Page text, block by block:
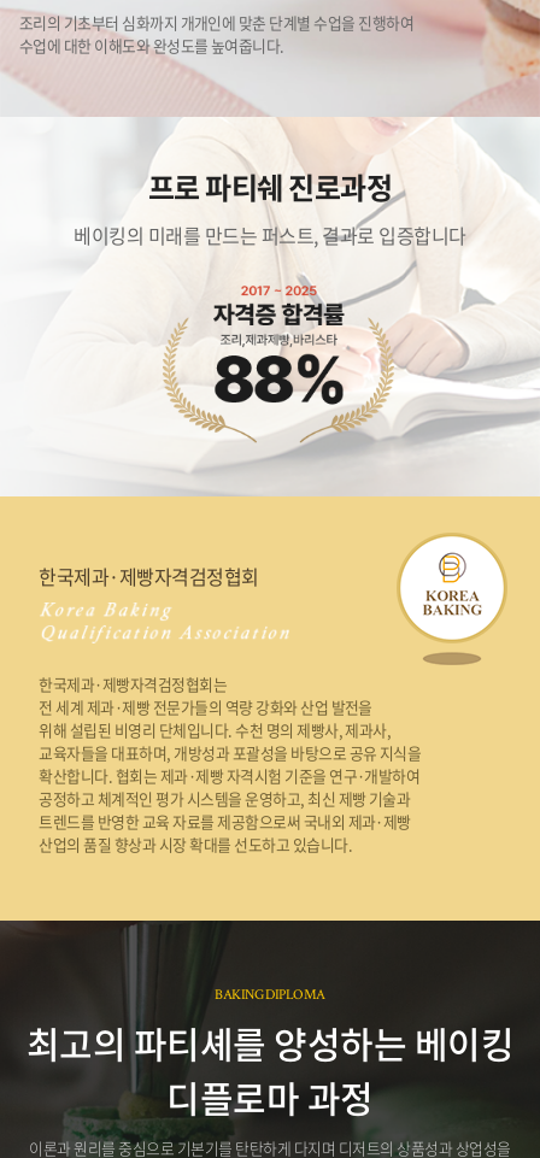
조리의 기초부터 심화까지 개개인에 맞춘 단계별 수업을 진행하여
수업에 대한 이해도와 완성도를 높여줍니다.
프로 파티쉐 진로과정
베이킹의 미래를 만드는 퍼스트, 결과로 입증합니다
한국제과·제빵자격검정협회
한국제과·제빵자격검정협회는
전 세계 제과·제빵 전문가들의 역량 강화와 산업 발전을
위해 설립된 비영리 단체입니다. 수천 명의 제빵사, 제과사,
교육자들을 대표하며, 개방성과 포괄성을 바탕으로 공유 지식을
확산합니다. 협회는 제과·제빵 자격시험 기준을 연구·개발하여
공정하고 체계적인 평가 시스템을 운영하고, 최신 제빵 기술과
트렌드를 반영한 교육 자료를 제공함으로써 국내외 제과·제빵
산업의 품질 향상과 시장 확대를 선도하고 있습니다.
BAKING DIPLOMA
최고의 파티셰를 양성하는 베이킹
디플로마 과정
이론과 원리를 중심으로 기본기를 탄탄하게 다지며 디저트의 상품성과 상업성을